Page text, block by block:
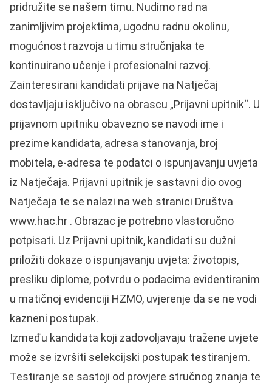
pridružite se našem timu. Nudimo rad na
zanimljivim projektima, ugodnu radnu okolinu,
mogućnost razvoja u timu stručnjaka te
kontinuirano učenje i profesionalni razvoj.
Zainteresirani kandidati prijave na Natječaj
dostavljaju isključivo na obrascu „Prijavni upitnik“. U
prijavnom upitniku obavezno se navodi ime i
prezime kandidata, adresa stanovanja, broj
mobitela, e-adresa te podatci o ispunjavanju uvjeta
iz Natječaja. Prijavni upitnik je sastavni dio ovog
Natječaja te se nalazi na web stranici Društva
www.hac.hr . Obrazac je potrebno vlastoručno
potpisati. Uz Prijavni upitnik, kandidati su dužni
priložiti dokaze o ispunjavanju uvjeta: životopis,
presliku diplome, potvrdu o podacima evidentiranim
u matičnoj evidenciji HZMO, uvjerenje da se ne vodi
kazneni postupak.
Između kandidata koji zadovoljavaju tražene uvjete
može se izvršiti selekcijski postupak testiranjem.
Testiranje se sastoji od provjere stručnog znanja te